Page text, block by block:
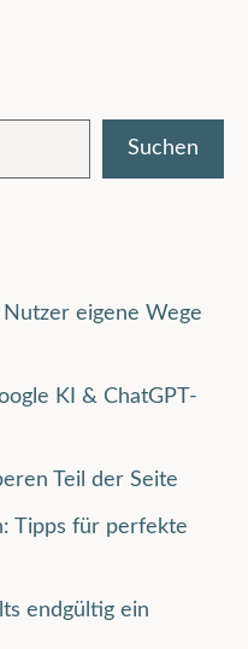
Suchen
eigene Wege
KI & ChatGPT-
Teil der Seite
Tipps für perfekte
endgültig ein